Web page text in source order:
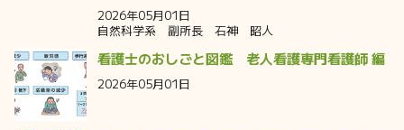
2026年05月01日
自然科学系 副所長 石神 昭人
看護士のおしごと図鑑 老人看護専門看護師 編
2026年05月01日